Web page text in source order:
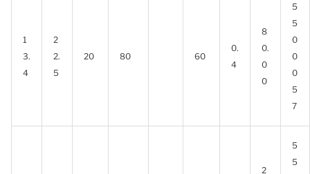
1
3.
4
2
2.
5
20 80 60
0.
4
8
0.
0
0
5
5
0
0
0
5
7
2
5
5